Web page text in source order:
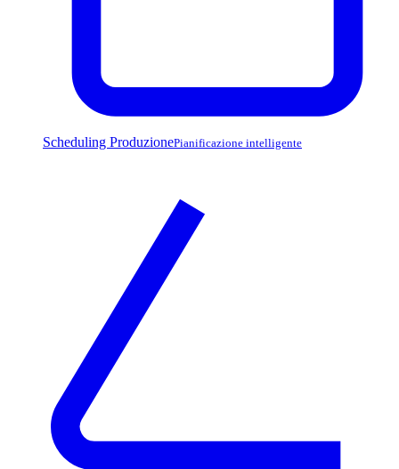
Scheduling ProduzionePianificazione intelligente